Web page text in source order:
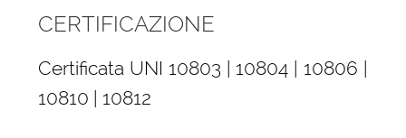
CERTIFICAZIONE
Certificata UNI 10803 | 10804 | 10806 |
10810 | 10812